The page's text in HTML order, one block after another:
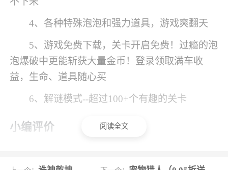
4、各种特殊泡泡和强力道具，游戏爽翻天
5、游戏免费下载，关卡开启免费！过瘾的泡
泡爆破中更能斩获大量金币！登录领取满车收
益，生命、道具随心买
6、解谜模式--超过100+个有趣的关卡
小编评价
景剧情为你带来独特的游戏体验，相信你已经迫
阅读全文